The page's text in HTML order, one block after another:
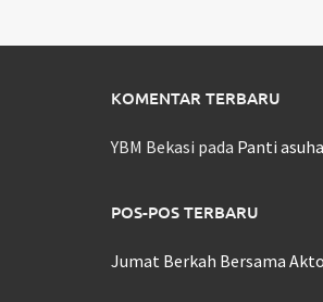
KOMENTAR TERBARU
YBM Bekasi pada Panti
POS-POS TERBARU
Jumat Berkah Bersama